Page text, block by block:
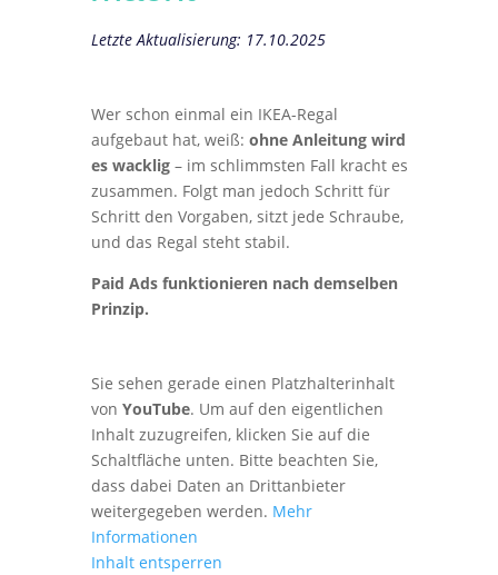
Letzte Aktualisierung: 17.10.2025
Wer schon einmal ein IKEA-Regal
aufgebaut hat, weiß: ohne Anleitung wird
es wacklig– im schlimmsten Fall kracht es
zusammen. Folgt man jedoch Schritt für
Schritt den Vorgaben, sitzt jede Schraube,
und das Regal steht stabil.
Paid Ads funktionieren nach demselben
Prinzip.
Sie sehen gerade einen Platzhalterinhalt
von YouTube. Um auf den eigentlichen
Inhalt zuzugreifen, klicken Sie auf die
Schaltfläche unten. Bitte beachten Sie,
dass dabei Daten an Drittanbieter
weitergegeben werden. Mehr
Informationen
Inhalt entsperren